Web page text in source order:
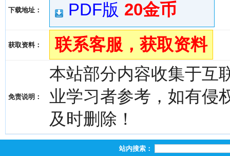
下载地址： PDF版 20金币
获取资料： 联系客服，获取资料
免责说明：
本站部分内容收集于互
业学习者参考，如有侵
及时删除！
站内搜索：